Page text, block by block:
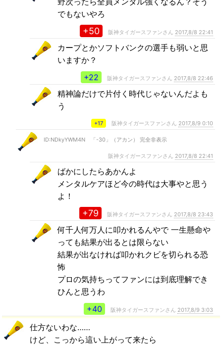
でもないやろ
+50 阪神タイガースファンさん 2017,8/8 22:41
カープとかソフトバンクの選手も弱いと思
いますか？
+22
阪神タイガースファンさん 2017,8/8 22:46
精神論だけで片付く時代じゃないんだよも
う
+17 阪神タイガースファンさん 2017,8/9 0:10
ID:NDkyYWM4N 「-30」（アカン） 完全非表示
阪神タイガースファンさん 2017,8/8 22:41
ばかにしたらあかんよ
メンタルケアほど今の時代は大事やと思う
よ！
+79 阪神タイガースファンさん 2017,8/8 23:43
何千人何万人に叩かれるんやで 一生懸命や
っても結果が出るとは限らない
結果が出なければ叩かれクビを切られる恐
怖
プロの気持ちってファンには到底理解でき
ひんと思うわ
+40
阪神タイガースファンさん 2017,8/9 3:03
仕方ないわな……
けど、こっから這い上がって来たら